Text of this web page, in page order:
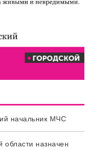
начальник МЧС
области назначен